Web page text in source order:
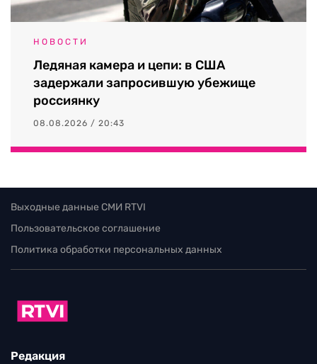
НОВОСТИ
Ледяная камера и цепи: в США
задержали запросившую убежище
россиянку
08.08.2026 / 20:43
Выходные данные СМИ RTVI
Пользовательское соглашение
Политика обработки персональных данных
Редакция